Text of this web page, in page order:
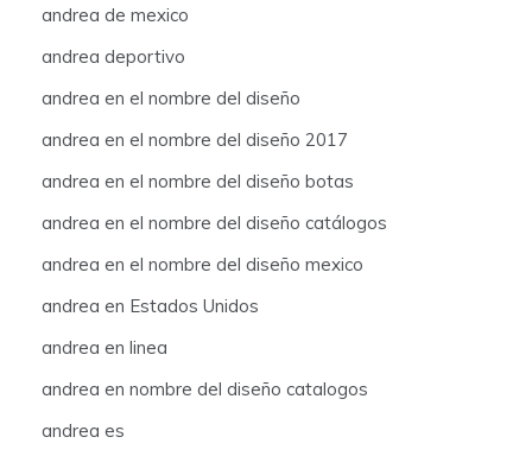
andrea de mexico
andrea deportivo
andrea en el nombre del diseño
andrea en el nombre del diseño 2017
andrea en el nombre del diseño botas
andrea en el nombre del diseño catálogos
andrea en el nombre del diseño mexico
andrea en Estados Unidos
andrea en linea
andrea en nombre del diseño catalogos
andrea es